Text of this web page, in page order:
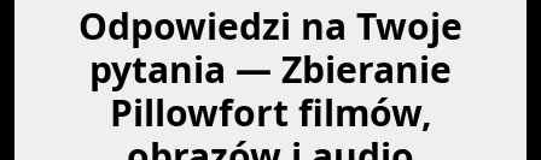
Odpowiedzi na Twoje
pytania — Zbieranie
Pillowfort filmów,